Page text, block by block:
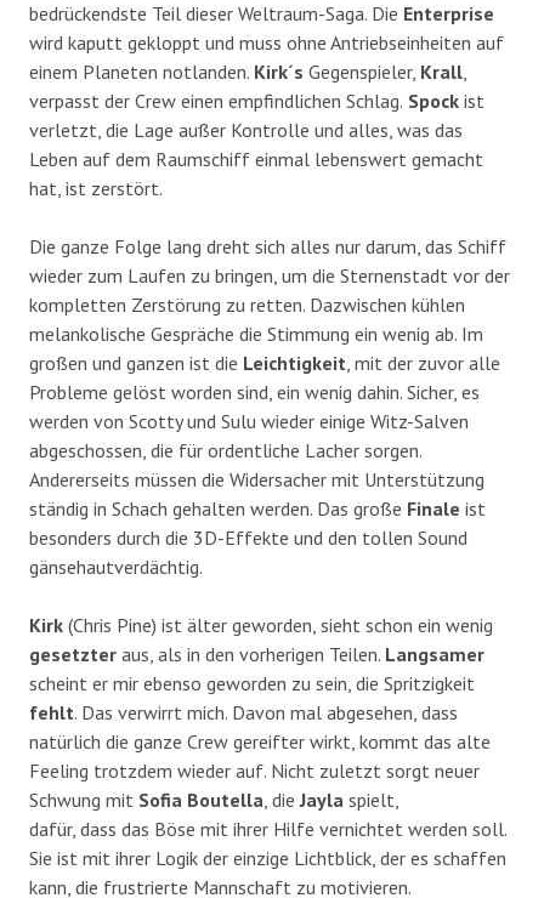
bedrückendste Teil dieser Weltraum-Saga. Die Enterprise
wird kaputt gekloppt und muss ohne Antriebseinheiten auf
einem Planeten notlanden. Kirk´s Gegenspieler, Krall,
verpasst der Crew einen empfindlichen Schlag. Spock ist
verletzt, die Lage außer Kontrolle und alles, was das
Leben auf dem Raumschiff einmal lebenswert gemacht
hat, ist zerstört.
Die ganze Folge lang dreht sich alles nur darum, das Schiff
wieder zum Laufen zu bringen, um die Sternenstadt vor der
kompletten Zerstörung zu retten. Dazwischen kühlen
melankolische Gespräche die Stimmung ein wenig ab. Im
großen und ganzen ist die Leichtigkeit, mit der zuvor alle
Probleme gelöst worden sind, ein wenig dahin. Sicher, es
werden von Scotty und Sulu wieder einige Witz-Salven
abgeschossen, die für ordentliche Lacher sorgen.
Andererseits müssen die Widersacher mit Unterstützung
ständig in Schach gehalten werden. Das große Finale ist
besonders durch die 3D-Effekte und den tollen Sound
gänsehautverdächtig.
Kirk (Chris Pine) ist älter geworden, sieht schon ein wenig
gesetzter aus, als in den vorherigen Teilen. Langsamer
scheint er mir ebenso geworden zu sein, die Spritzigkeit
fehlt. Das verwirrt mich. Davon mal abgesehen, dass
natürlich die ganze Crew gereifter wirkt, kommt das alte
Feeling trotzdem wieder auf. Nicht zuletzt sorgt neuer
Schwung mit Sofia Boutella, dieJayla spielt,
dafür, dass das Böse mit ihrer Hilfe vernichtet werden soll.
Sie ist mit ihrer Logik der einzige Lichtblick, der es schaffen
kann, die frustrierte Mannschaft zu motivieren.